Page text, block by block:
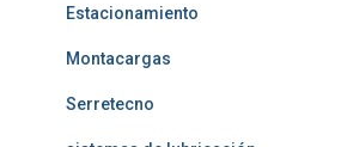
Estacionamiento
Montacargas
Serretecno